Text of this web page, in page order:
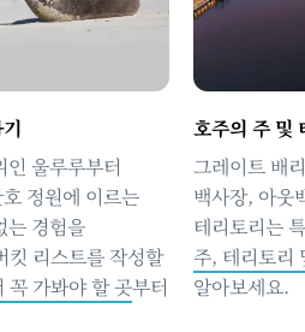
인 울루루부터
정원에 이르는
는 경험을
킷 리스트를 작성할
꼭 가봐야 할 곳부터
호주의 주 및
그레이트 배
백사장, 아웃
테리토리는
주, 테리토리
알아보세요.